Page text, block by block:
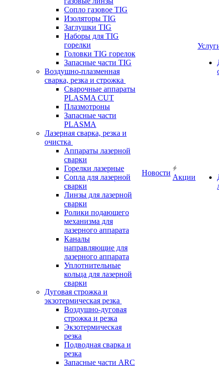
Сопло газовое TIG
Изоляторы TIG
Заглушки TIG
Наборы для TIG
горелки
Головки TIG горелок
Запасные части TIG
Воздушно-плазменная
сварка, резка и строжка
Сварочные аппараты
PLASMA CUT
Плазмотроны
Запасные части
PLASMA
Лазерная сварка, резка и
очистка
Аппараты лазерной
сварки
Горелки лазерные
Сопла для лазерной
сварки
Линзы для лазерной
сварки
Ролики подающего
механизма для
лазерного аппарата
Каналы
направляющие для
лазерного аппарата
Уплотнительные
кольца для лазерной
сварки
Дуговая строжка и
экзотермическая резка
Воздушно-дуговая
строжка и резка
Экзотермическая
резка
Подводная сварка и
резка
Запасные части ARC
Новости
Акции